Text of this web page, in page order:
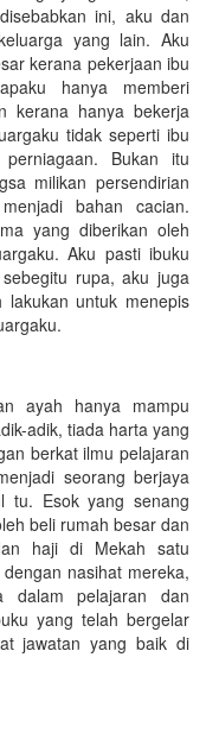
ini, aku dan
yang lain. Aku
kerana pekerjaan ibu
hanya memberi
kerana hanya bekerja
tidak seperti ibu
Bukan itu
milikan persendirian
bahan cacian.
yang diberikan oleh
Aku pasti ibuku
rupa, aku juga
untuk menepis
ayah hanya mampu
adik, tiada harta yang
berkat ilmu pelajaran
seorang berjaya
tu. Esok yang senang
beli rumah besar dan
haji di Mekah satu
nasihat mereka,
dalam pelajaran dan
yang telah bergelar
jawatan yang baik di